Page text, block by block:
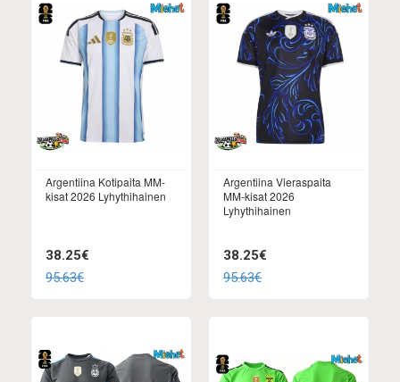
Argentiina Kotipaita MM-
kisat 2026 Lyhythihainen
38.25€
95.63€
Argentiina Vieraspaita
MM-kisat 2026
Lyhythihainen
38.25€
95.63€